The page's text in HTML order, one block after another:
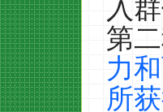
入
第
力
所